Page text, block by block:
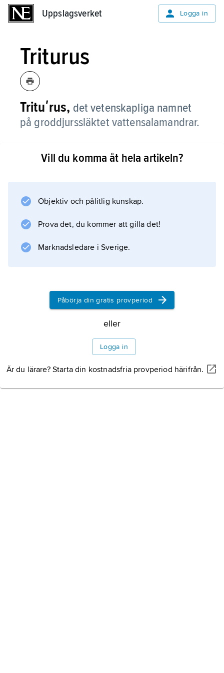
Uppslagsverket Logga in
Triturus
Trituʹrus, det vetenskapliga namnet
på groddjurssläktet vattensalamandrar.
Vill du komma åt hela artikeln?
Objektiv och pålitlig kunskap.
Prova det, du kommer att gilla det!
Marknadsledare i Sverige.
Påbörja din gratis provperiod
eller
Logga in
Är du lärare? Starta din kostnadsfria provperiod härifrån.